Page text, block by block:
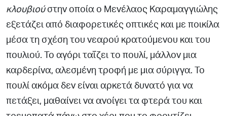
κλουβιούστην οποία ο Μενέλαος Καραµαγγιώλης
εξετάζει από διαφορετικές οπτικές και µε ποικίλα
µέσα τη σχέση του νεαρού κρατούµενου και του
πουλιού. Το αγόρι ταΐζει το πουλί, µάλλον µια
καρδερίνα, αλεσµένη τροφή µε µια σύριγγα. Το
πουλί ακόµα δεν είναι αρκετά δυνατό για να
πετάξει, µαθαίνει να ανοίγει τα φτερά του και